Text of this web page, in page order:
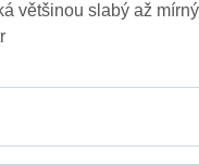
většinou slabý až mírný